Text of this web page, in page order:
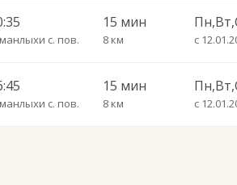
с. пов.
15 мин
8 км с
с. пов.
15 мин
8 км с